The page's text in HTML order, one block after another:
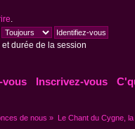
durée de la session
vous Inscrivez-vous
de nous » Le Chant du Cygne,